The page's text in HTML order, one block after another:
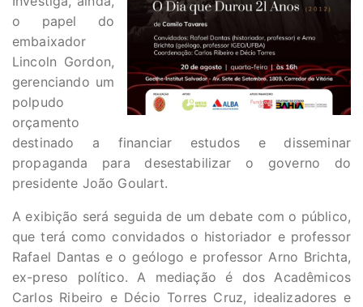
o papel do
embaixador
Lincoln Gordon,
gerenciando um
polpudo
orçamento
destinado a financiar estudos e disseminar
propaganda para desestabilizar o governo do
presidente João Goulart.
A exibição será seguida de um debate com o público,
que terá como convidados o historiador e professor
Rafael Dantas e o geólogo e professor Arno Brichta,
ex-preso político. A mediação é dos Acadêmicos
Carlos Ribeiro e Décio Torres Cruz, idealizadores e